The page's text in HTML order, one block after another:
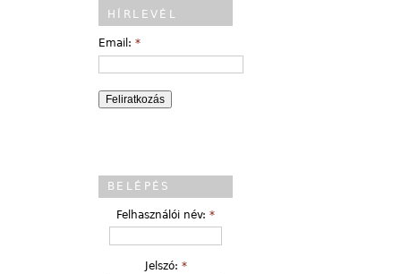
HÍRLEVÉL
Email: *
BELÉPÉS
Felhasználói név: *
Jelszó: *